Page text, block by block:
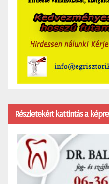
Részletekért kattintás a képre